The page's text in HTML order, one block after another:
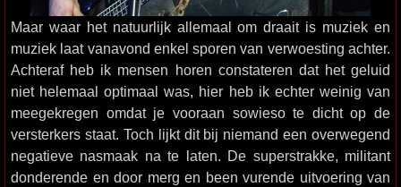
Maar waar het natuurlijk allemaal om draait is muziek en
muziek laat vanavond enkel sporen van verwoesting achter.
Achteraf heb ik mensen horen constateren dat het geluid
niet helemaal optimaal was, hier heb ik echter weinig van
meegekregen omdat je vooraan sowieso te dicht op de
versterkers staat. Toch lijkt dit bij niemand een overwegend
negatieve nasmaak na te laten. De superstrakke, militant
donderende en door merg en been vurende uitvoering van